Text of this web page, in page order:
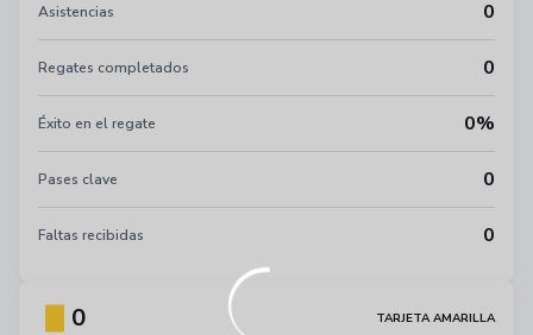
Asistencias 0
Regates completados 0
Éxito en el regate 0%
Pases clave 0
Faltas recibidas 0
0 TARJETA AMARILLA